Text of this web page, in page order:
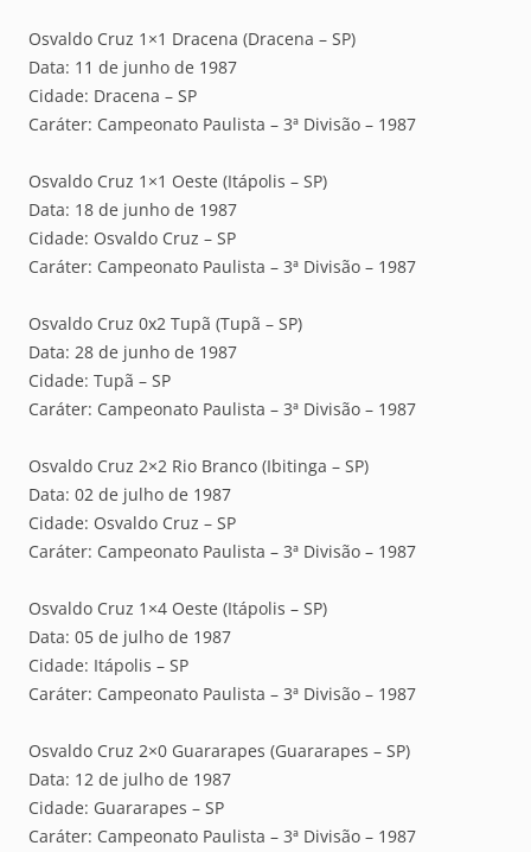
Osvaldo Cruz 1×1 Dracena (Dracena – SP)
Data: 11 de junho de 1987
Cidade: Dracena – SP
Caráter: Campeonato Paulista – 3ª Divisão – 1987
Osvaldo Cruz 1×1 Oeste (Itápolis – SP)
Data: 18 de junho de 1987
Cidade: Osvaldo Cruz – SP
Caráter: Campeonato Paulista – 3ª Divisão – 1987
Osvaldo Cruz 0x2 Tupã (Tupã – SP)
Data: 28 de junho de 1987
Cidade: Tupã – SP
Caráter: Campeonato Paulista – 3ª Divisão – 1987
Osvaldo Cruz 2×2 Rio Branco (Ibitinga – SP)
Data: 02 de julho de 1987
Cidade: Osvaldo Cruz – SP
Caráter: Campeonato Paulista – 3ª Divisão – 1987
Osvaldo Cruz 1×4 Oeste (Itápolis – SP)
Data: 05 de julho de 1987
Cidade: Itápolis – SP
Caráter: Campeonato Paulista – 3ª Divisão – 1987
Osvaldo Cruz 2×0 Guararapes (Guararapes – SP)
Data: 12 de julho de 1987
Cidade: Guararapes – SP
Caráter: Campeonato Paulista – 3ª Divisão – 1987